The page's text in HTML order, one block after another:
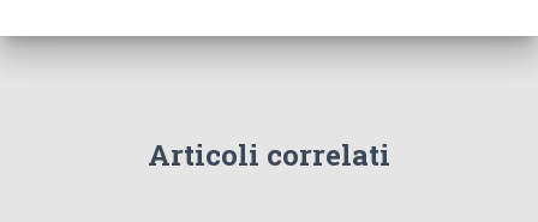
Articoli correlati